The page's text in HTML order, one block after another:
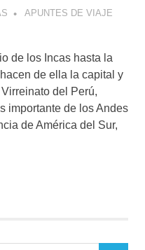
APUNTES DE VIAJE
de los Incas hasta la
de ella la capital y
del Perú,
importante de los Andes
de América del Sur,